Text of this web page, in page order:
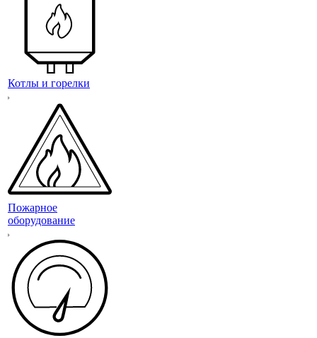
Котлы и горелки
Пожарное
оборудование